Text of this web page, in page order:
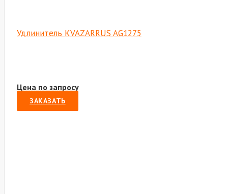
Удлинитель KVAZARRUS AG1275
Цена по запросу
ЗАКАЗАТЬ